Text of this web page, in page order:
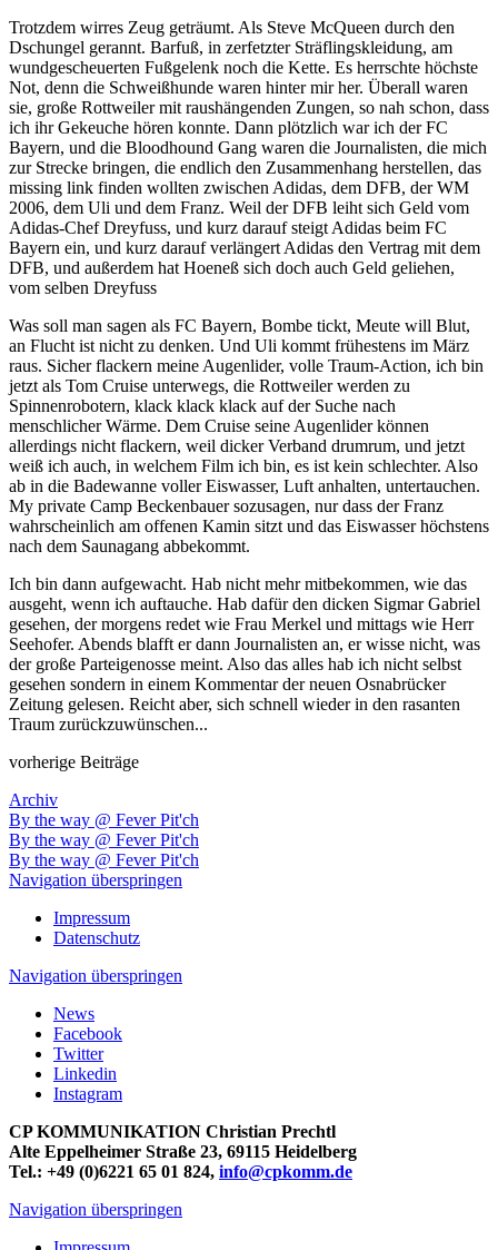
Trotzdem wirres Zeug geträumt. Als Steve McQueen durch den
Dschungel gerannt. Barfuß, in zerfetzter Sträflingskleidung, am
wundgescheuerten Fußgelenk noch die Kette. Es herrschte höchste
Not, denn die Schweißhunde waren hinter mir her. Überall waren
sie, große Rottweiler mit raushängenden Zungen, so nah schon, dass
ich ihr Gekeuche hören konnte. Dann plötzlich war ich der FC
Bayern, und die Bloodhound Gang waren die Journalisten, die mich
zur Strecke bringen, die endlich den Zusammenhang herstellen, das
missing link finden wollten zwischen Adidas, dem DFB, der WM
2006, dem Uli und dem Franz. Weil der DFB leiht sich Geld vom
Adidas-Chef Dreyfuss, und kurz darauf steigt Adidas beim FC
Bayern ein, und kurz darauf verlängert Adidas den Vertrag mit dem
DFB, und außerdem hat Hoeneß sich doch auch Geld geliehen,
vom selben Dreyfuss
Was soll man sagen als FC Bayern, Bombe tickt, Meute will Blut,
an Flucht ist nicht zu denken. Und Uli kommt frühestens im März
raus. Sicher flackern meine Augenlider, volle Traum-Action, ich bin
jetzt als Tom Cruise unterwegs, die Rottweiler werden zu
Spinnenrobotern, klack klack klack auf der Suche nach
menschlicher Wärme. Dem Cruise seine Augenlider können
allerdings nicht flackern, weil dicker Verband drumrum, und jetzt
weiß ich auch, in welchem Film ich bin, es ist kein schlechter. Also
ab in die Badewanne voller Eiswasser, Luft anhalten, untertauchen.
My private Camp Beckenbauer sozusagen, nur dass der Franz
wahrscheinlich am offenen Kamin sitzt und das Eiswasser höchstens
nach dem Saunagang abbekommt.
Ich bin dann aufgewacht. Hab nicht mehr mitbekommen, wie das
ausgeht, wenn ich auftauche. Hab dafür den dicken Sigmar Gabriel
gesehen, der morgens redet wie Frau Merkel und mittags wie Herr
Seehofer. Abends blafft er dann Journalisten an, er wisse nicht, was
der große Parteigenosse meint. Also das alles hab ich nicht selbst
gesehen sondern in einem Kommentar der neuen Osnabrücker
Zeitung gelesen. Reicht aber, sich schnell wieder in den rasanten
Traum zurückzuwünschen...
vorherige Beiträge
Archiv
By the way @ Fever Pit'ch
By the way @ Fever Pit'ch
By the way @ Fever Pit'ch
Navigation überspringen
Impressum
Datenschutz
Navigation überspringen
News
Facebook
Twitter
Linkedin
Instagram
CP KOMMUNIKATION Christian Prechtl
Alte Eppelheimer Straße 23, 69115 Heidelberg
Tel.: +49 (0)6221 65 01 824, info@cpkomm.de
Navigation überspringen